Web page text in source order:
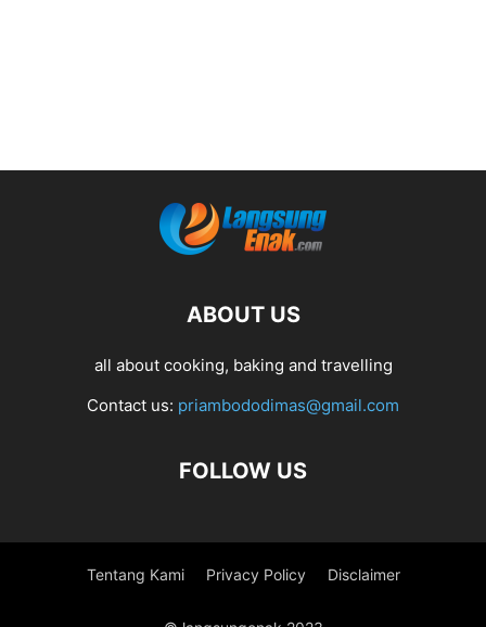
ABOUT US
all about cooking, baking and travelling
Contact us: priambododimas@gmail.com
FOLLOW US
Tentang Kami Privacy Policy Disclaimer